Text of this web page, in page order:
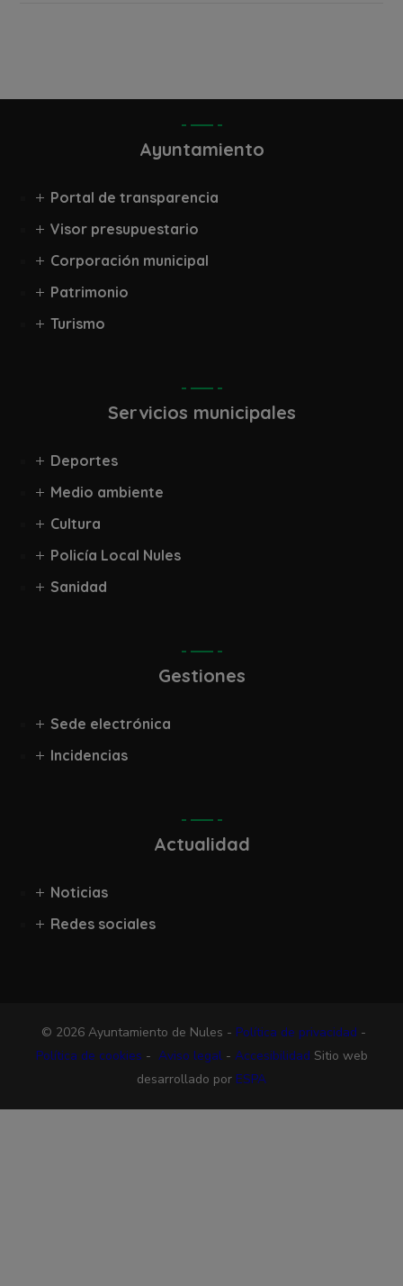
Ayuntamiento
Portal de transparencia
Visor presupuestario
Corporación municipal
Patrimonio
Turismo
Servicios municipales
Deportes
Medio ambiente
Cultura
Policía Local Nules
Sanidad
Gestiones
Sede electrónica
Incidencias
Actualidad
Noticias
Redes sociales
© 2026 Ayuntamiento de Nules - Política de privacidad -
Política de cookies - Aviso legal- Accesibilidad Sitio web
desarrollado por ESPA